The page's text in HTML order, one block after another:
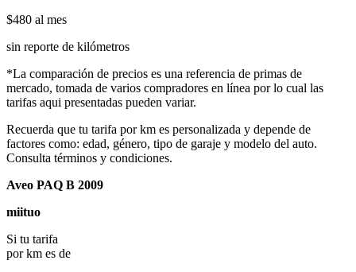
$480 al mes
sin reporte de kilómetros
*La comparación de precios es una referencia de primas de
mercado, tomada de varios compradores en línea por lo cual las
tarifas aqui presentadas pueden variar.
Recuerda que tu tarifa por km es personalizada y depende de
factores como: edad, género, tipo de garaje y modelo del auto.
Consulta términos y condiciones.
Aveo PAQ B 2009
miituo
Si tu tarifa
por km es de